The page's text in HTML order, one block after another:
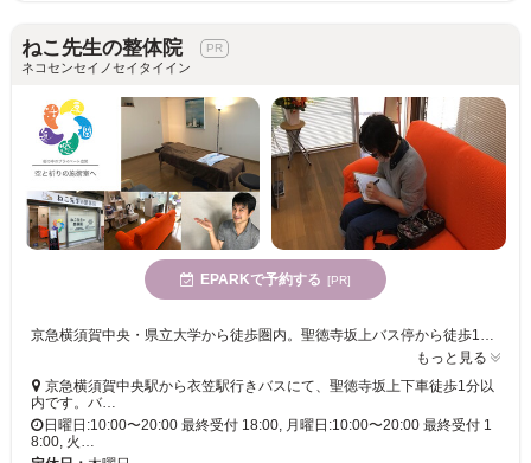
ねこ先生の整体院
ネコセンセイノセイタイイン
EPARKで予約する [PR]
もっと見る
京急横須賀中央駅から衣笠駅行きバスにて、聖徳寺坂上下車徒歩1分以
内です。バ…
日曜日:10:00〜20:00 最終受付 18:00, 月曜日:10:00〜20:00 最終受付 1
8:00, 火…